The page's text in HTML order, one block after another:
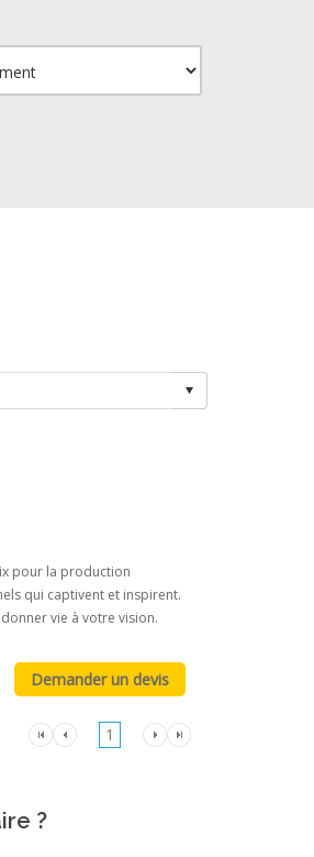
pour la production
qui captivent et inspirent.
vie à votre vision.
1
?